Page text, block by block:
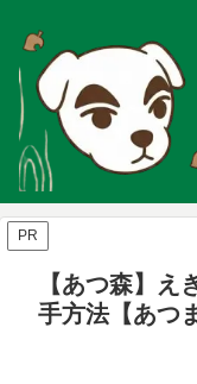
PR
【あつ森】え
手方法【あつ